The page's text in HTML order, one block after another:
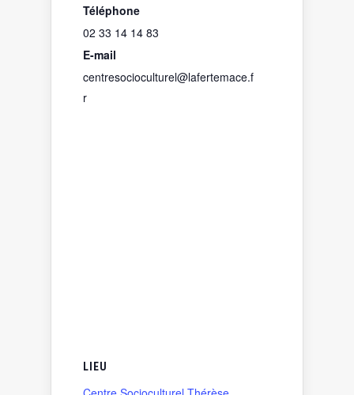
Téléphone
02 33 14 14 83
E-mail
centresocioculturel@lafertemace.f
r
LIEU